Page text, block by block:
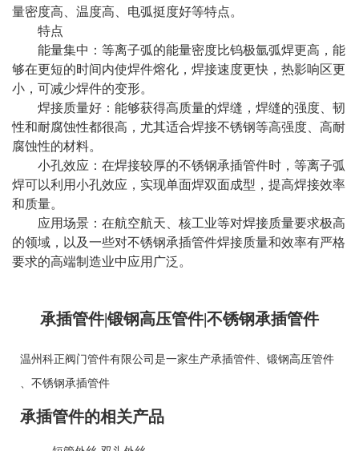
量密度高、温度高、电弧挺度好等特点。
特点
能量集中：等离子弧的能量密度比钨极氩弧焊更高，能
够在更短的时间内使焊件熔化，焊接速度更快，热影响区更
小，可减少焊件的变形。
焊接质量好：能够获得高质量的焊缝，焊缝的强度、韧
性和耐腐蚀性都很高，尤其适合焊接不锈钢等高强度、高耐
腐蚀性的材料。
小孔效应：在焊接较厚的不锈钢承插管件时，等离子弧
焊可以利用小孔效应，实现单面焊双面成型，提高焊接效率
和质量。
应用场景：在航空航天、核工业等对焊接质量要求极高
的领域，以及一些对不锈钢承插管件焊接质量和效率有严格
要求的高端制造业中应用广泛。
承插管件|锻钢高压管件|不锈钢承插管件
温州科正阀门管件有限公司是一家生产承插管件
锻钢高压管件
不锈钢承插管件
承插管件的相关产品